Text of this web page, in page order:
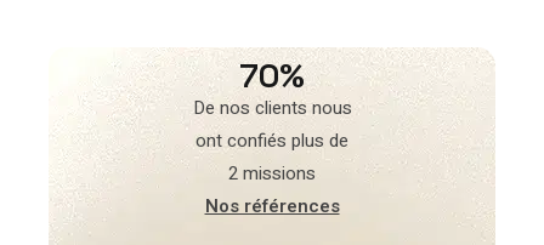
70%
De nos clients nous
ont confiés plus de
2 missions
Nos références